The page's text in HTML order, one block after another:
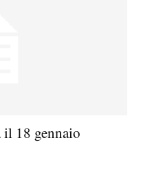
18 gennaio